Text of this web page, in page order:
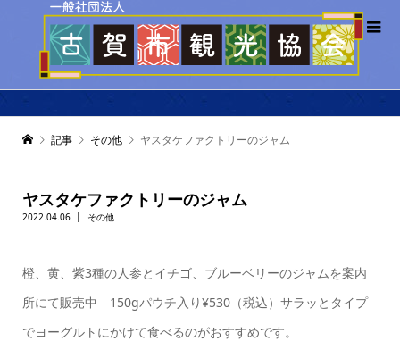
記事 その他 ヤスタケファクトリーのジャム
ヤスタケファクトリーのジャム
2022.04.06 その他
橙、黄、紫3種の人参とイチゴ、ブルーベリーのジャムを案内
所にて販売中 150gパウチ入り¥530（税込）サラッとタイプ
でヨーグルトにかけて食べるのがおすすめです。